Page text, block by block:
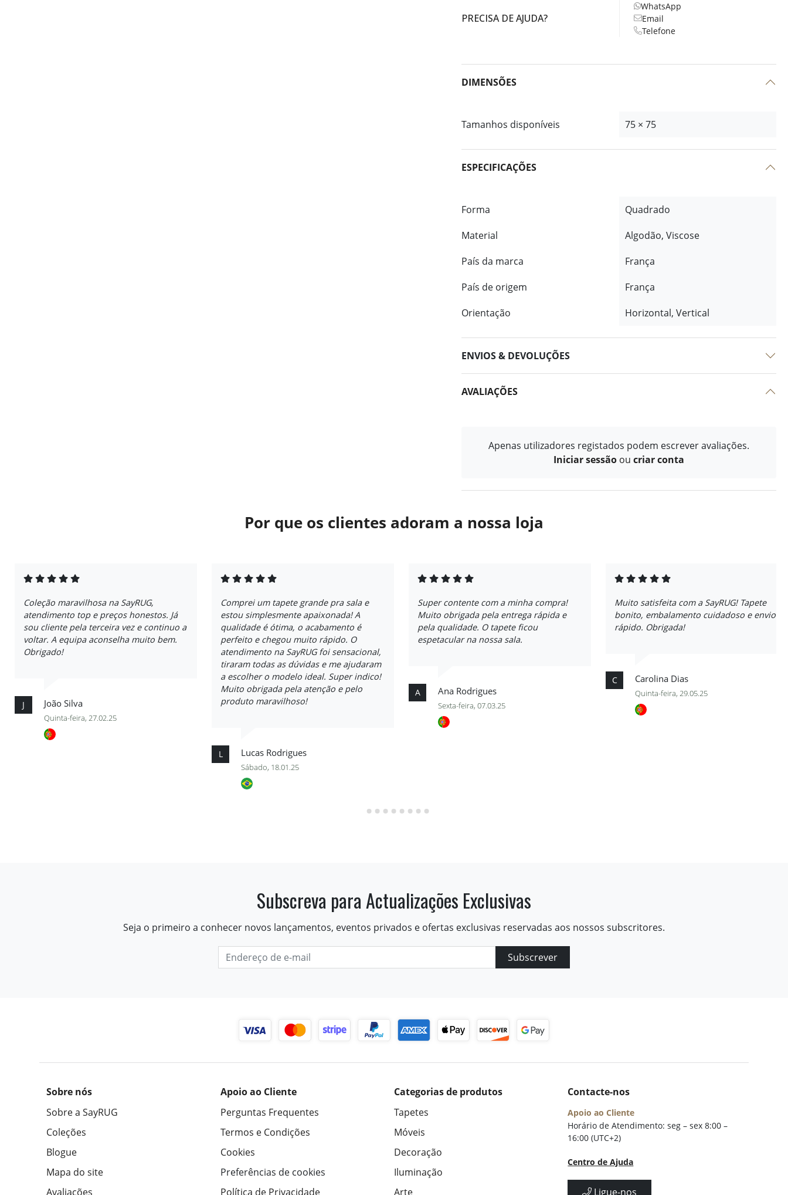
PRECISA DE AJUDA?
WhatsApp
Email
Telefone
DIMENSÕES
Tamanhos disponíveis 75 × 75
ESPECIFICAÇÕES
Forma
Quadrado
Material
Algodão, Viscose
País da marca
França
País de origem
França
Orientação
Horizontal, Vertical
ENVIOS & DEVOLUÇÕES
AVALIAÇÕES
Apenas utilizadores registados podem escrever avaliações.
Iniciar sessão ou criar conta
Por que os clientes adoram a nossa loja
Coleção maravilhosa na SayRUG,
atendimento top e preços honestos. Já
sou cliente pela terceira vez e continuo a
voltar. A equipa aconselha muito bem.
Obrigado!
J João Silva
Quinta-feira, 27.02.25
Comprei um tapete grande pra sala e
estou simplesmente apaixonada! A
qualidade é ótima, o acabamento é
perfeito e chegou muito rápido. O
atendimento na SayRUG foi sensacional,
tiraram todas as dúvidas e me ajudaram
a escolher o modelo ideal. Super indico!
Muito obrigada pela atenção e pelo
produto maravilhoso!
L Lucas Rodrigues
Sábado, 18.01.25
Super contente com a minha compra!
Muito obrigada pela entrega rápida e
pela qualidade. O tapete ficou
espetacular na nossa sala.
A Ana Rodrigues
Sexta-feira, 07.03.25
Muito satisfeita com a SayRUG! Tapete
bonito, embalamento cuidadoso e envio
rápido. Obrigada!
C Carolina Dias
Quinta-feira, 29.05.25
Subscreva para Actualizações Exclusivas
Seja o primeiro a conhecer novos lançamentos, eventos privados e ofertas exclusivas reservadas aos nossos subscritores.
Subscrever
Sobre nós
Sobre a SayRUG
Coleções
Blogue
Mapa do site
Avaliações
Apoio ao Cliente
Perguntas Frequentes
Termos e Condições
Cookies
Preferências de cookies
Política de Privacidade
Categorias de produtos
Tapetes
Móveis
Decoração
Iluminação
Arte
Contacte-nos
Apoio ao Cliente
Horário de Atendimento: seg – sex 8:00 –
16:00 (UTC+2)
Centro de Ajuda
Ligue-nos